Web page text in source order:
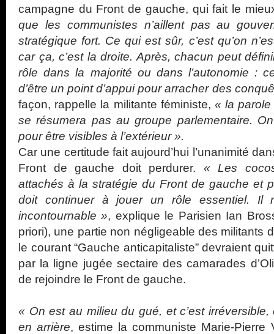
campagne du Front de gauche, qui fait le
que les communistes n’aillent pas au
stratégique fort. Ce qui est sûr, c’est qu’on
car ça, c’est la droite. Après, chacun peut
rôle dans la majorité ou dans l’autonomie :
d’être un point d’appui pour arracher des
façon, rappelle la militante féministe, « la
se résumera pas au groupe parlementaire.
pour être visibles à l’extérieur ».
Car une certitude fait aujourd’hui l’unanimité
Front de gauche doit perdurer. « Les
attachés à la stratégie du Front de gauche et
doit continuer à jouer un rôle essentiel. Il
incontournable », explique le Parisien Ian
priori), une partie non négligeable des militants
le courant “Gauche anticapitaliste” devraient
par la ligne jugée sectaire des camarades
de rejoindre le Front de gauche.
« On est au milieu du gué, et c’est
en arrière, estime la communiste Marie-Pierre